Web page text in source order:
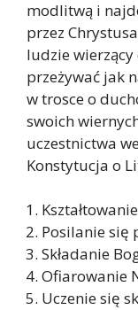
modlitwą i
przez
ludzie
przeżywać jak
w trosce o
swoich
uczestnictwa
Konstytucja o
Posilanie się
Składanie
Ofiarowanie
Uczenie się